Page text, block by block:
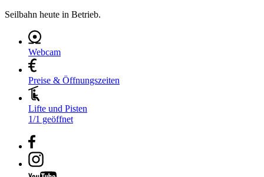
Seilbahn heute in Betrieb.
Webcam
Preise & Öffnungszeiten
Lifte und Pisten
1/1 geöffnet